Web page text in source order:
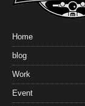
Home
blog
Work
Event